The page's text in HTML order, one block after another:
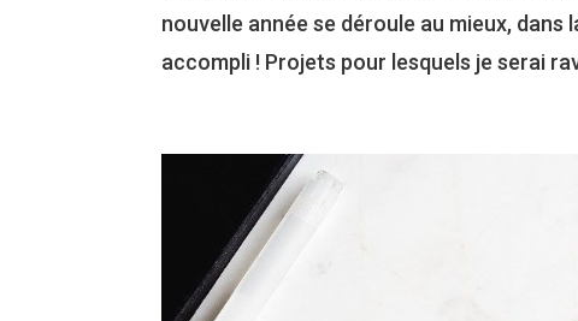
nouvelle année se déroule au mieux,
accompli ! Projets pour lesquels je serai